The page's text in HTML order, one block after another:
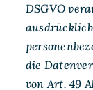
DSGVO
die
von Art. 49